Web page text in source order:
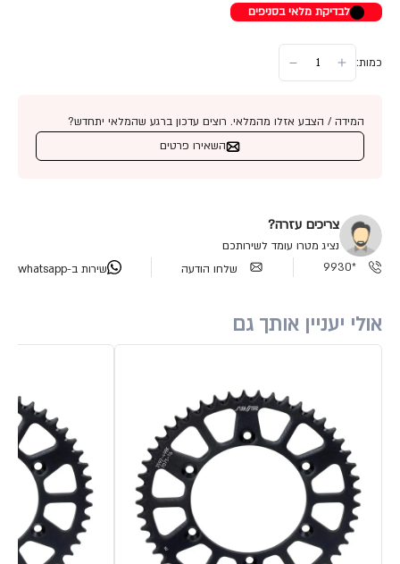
לבדיקת מלאי בסניפים
כמות:
המידה / הצבע אזלו מהמלאי. רוצים עדכון ברגע שהמלאי יתחדש?
השאירו פרטים
צריכים עזרה?
נציג מטרו עומד לשירותכם
*9930
שלחו הודעה שירות ב-whatsapp
אולי יעניין אותך גם